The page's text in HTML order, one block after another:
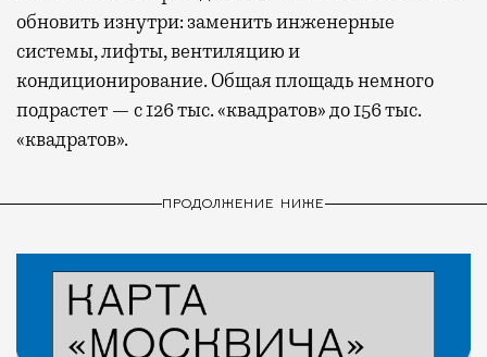
обновить изнутри: заменить инженерные
системы, лифты, вентиляцию и
кондиционирование. Общая площадь немного
подрастет — с 126 тыс. «квадратов» до 156 тыс.
«квадратов».
ПРОДОЛЖЕНИЕ НИЖЕ